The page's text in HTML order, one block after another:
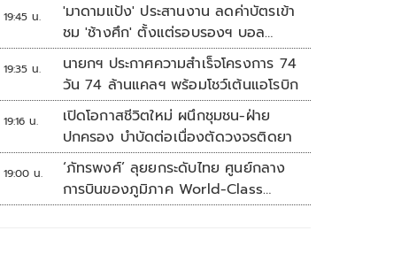
19:45 น.
'มาดามแป้ง' ประสานงาน ลดค่าบัตรเข้า
ชม 'ช้างศึก' ตั้งแต่รอบรองฯ บอล
อาเซียน
19:35 น.
นายกฯ ประกาศความสำเร็จโครงการ 74
วัน 74 ล้านแคลฯ พร้อมโชว์เต้นแอโรบิก
19:16 น.
เปิดโอกาสชีวิตใหม่ ผนึกชุมชน-ฝ่าย
ปกครอง บำบัดต่อเนื่องตัดวงจรติดยา
19:00 น.
‘ภัทรพงศ์’ ลุยยกระดับไทย ศูนย์กลาง
การบินของภูมิภาค World-Class
Aviation Hub | ห้องข่าวไทยโพสต์สุด